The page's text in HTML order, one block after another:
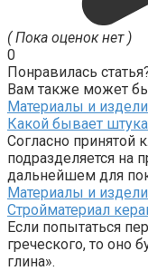
( Пока оценок нет )
0
Понравилась
Вам также может
Материалы и
Какой бывает
Согласно принятой
подразделяется на
дальнейшем для
Материалы и
Стройматериал
Если попытаться
греческого, то оно
глина».